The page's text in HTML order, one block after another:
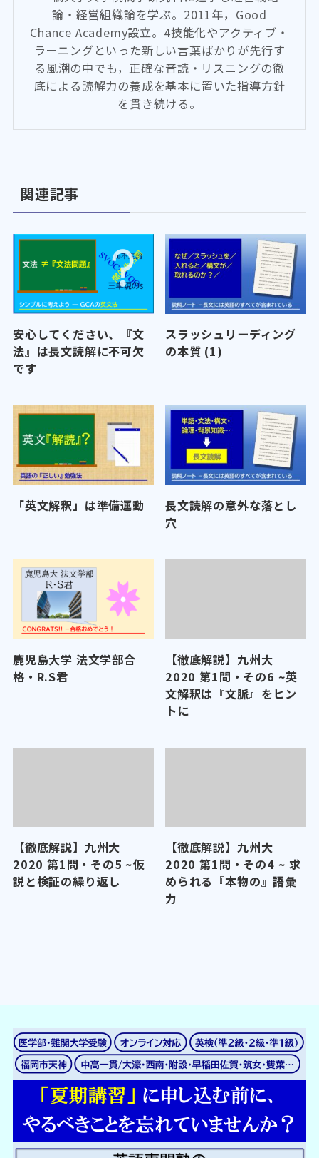
論・経営組織論を学ぶ。2011年，Good
Chance Academy設立。4技能化やアクティブ・
ラーニングといった新しい言葉ばかりが先行す
る風潮の中でも，正確な音読・リスニングの徹
底による読解力の養成を基本に置いた指導方針
を貫き続ける。
関連記事
安心してください、『文
法』は長文読解に不可欠
です
スラッシュリーディング
の本質 (1)
「英文解釈」は準備運動
長文読解の意外な落とし
穴
鹿児島大学 法文学部合
格・R.S君
【徹底解説】九州大
2020 第1問・その6 ~英
文解釈は『文脈』をヒン
トに
【徹底解説】九州大
2020 第1問・その5 ~仮
説と検証の繰り返し
【徹底解説】九州大
2020 第1問・その4 ~ 求
められる『本物の』語彙
力